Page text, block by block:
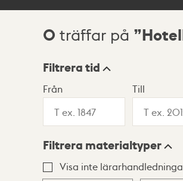
Sökresultat
0 träffar på
Visningsläge
Lista Karta
Filtrera tid
Från Till
Filtrera materialtyper
Visa inte